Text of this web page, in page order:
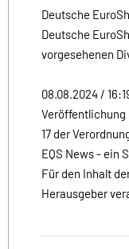
Deutsche
Deutsche
vorgesehenen
08.08.2024 /
17 der
EQS News - ein
Für den Inhalt
Herausgeber